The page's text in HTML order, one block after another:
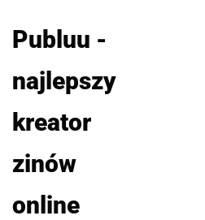
Publuu -
najlepszy
kreator
zinów
online